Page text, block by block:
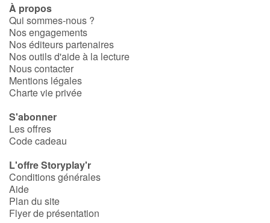
À propos
Qui sommes-nous ?
Nos engagements
Nos éditeurs partenaires
Nos outils d'aide à la lecture
Nous contacter
Mentions légales
Charte vie privée
S'abonner
Les offres
Code cadeau
L'offre Storyplay'r
Conditions générales
Aide
Plan du site
Flyer de présentation